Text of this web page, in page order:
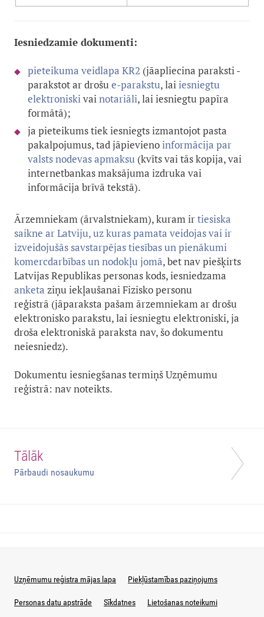
Iesniedzamie dokumenti:
pieteikuma veidlapa KR2 (jāapliecina paraksti -
parakstot ar drošue-parakstu, laiiesniegtu
elektroniskivainotariāli, lai iesniegtu papīra
formātā);
ja pieteikums tiek iesniegts izmantojot pasta
pakalpojumus, tad jāpievienoinformācija par
valsts nodevas apmaksu (kvīts vai tās kopija, vai
internetbankas maksājuma izdruka vai
informācija brīvā tekstā).
Ārzemniekam (ārvalstniekam), kuram irtiesiska
saikne ar Latviju, uz kuras pamata veidojas vai ir
izveidojušās savstarpējas tiesības un pienākumi
komercdarbības un nodokļu jomā, bet nav piešķirts
Latvijas Republikas personas kods, iesniedzama
anketa ziņu iekļaušanai Fizisko personu
reģistrā (jāparaksta pašam ārzemniekam ar drošu
elektronisko parakstu, lai iesniegtu elektroniski, ja
droša elektroniskā paraksta nav, šo dokumentu
neiesniedz).
Dokumentu iesniegšanas termiņš Uzņēmumu
reģistrā: nav noteikts.
Tālāk
Pārbaudi nosaukumu
Uzņēmumu reģistra mājas lapa Piekļūstamības paziņojums
Personas datu apstrāde Sīkdatnes Lietošanas noteikumi